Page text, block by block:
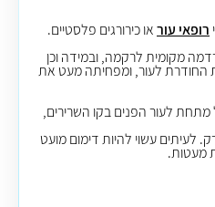
רופאי עוראו כירורגים פלסטיים.
מקומית לרקמה, ובמידה וכן
לעור, ומפחיתה מעט את
לעור הפנים בקו השרירים,
לעיתים עשוי להיות דימום מועט
מעטות.